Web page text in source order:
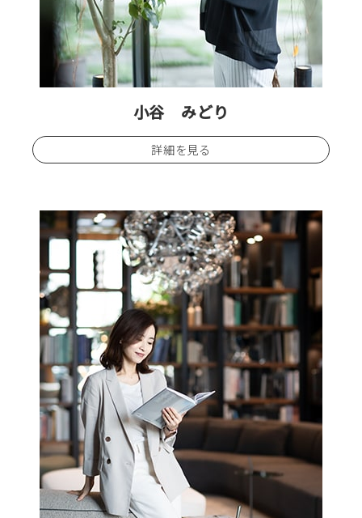
小谷 みどり
詳細を見る